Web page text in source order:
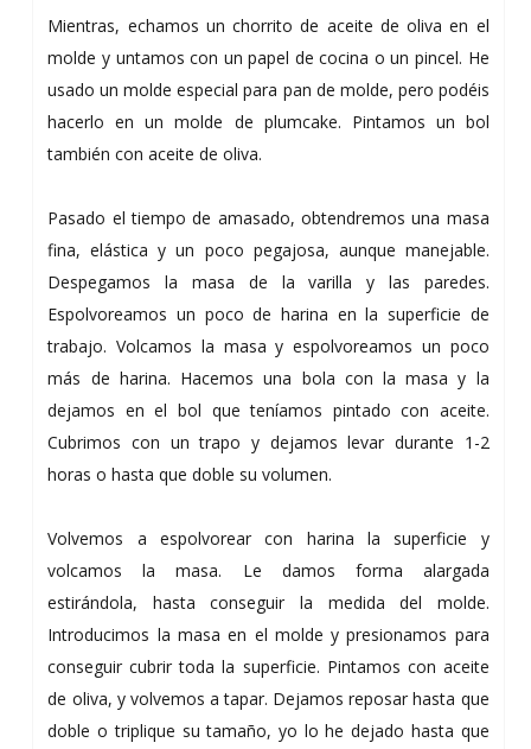
Mientras, echamos un chorrito de aceite de oliva en el
molde y untamos con un papel de cocina o un pincel. He
usado un molde especial para pan de molde, pero podéis
hacerlo en un molde de plumcake. Pintamos un bol
también con aceite de oliva.
Pasado el tiempo de amasado, obtendremos una masa
fina, elástica y un poco pegajosa, aunque manejable.
Despegamos la masa de la varilla y las paredes.
Espolvoreamos un poco de harina en la superficie de
trabajo. Volcamos la masa y espolvoreamos un poco
más de harina. Hacemos una bola con la masa y la
dejamos en el bol que teníamos pintado con aceite.
Cubrimos con un trapo y dejamos levar durante 1-2
horas o hasta que doble su volumen.
Volvemos a espolvorear con harina la superficie y
volcamos la masa. Le damos forma alargada
estirándola, hasta conseguir la medida del molde.
Introducimos la masa en el molde y presionamos para
conseguir cubrir toda la superficie. Pintamos con aceite
de oliva, y volvemos a tapar. Dejamos reposar hasta que
doble o triplique su tamaño, yo lo he dejado hasta que